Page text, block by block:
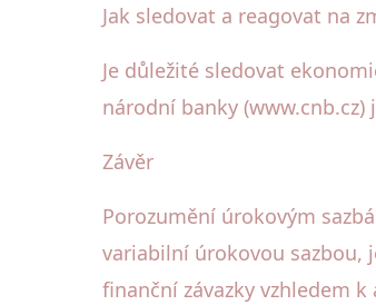
Jak sledovat a reagovat na
Je důležité sledovat
národní banky
Závěr
Porozumění úrokovým
variabilní úrokovou sazbou,
finanční závazky vzhledem